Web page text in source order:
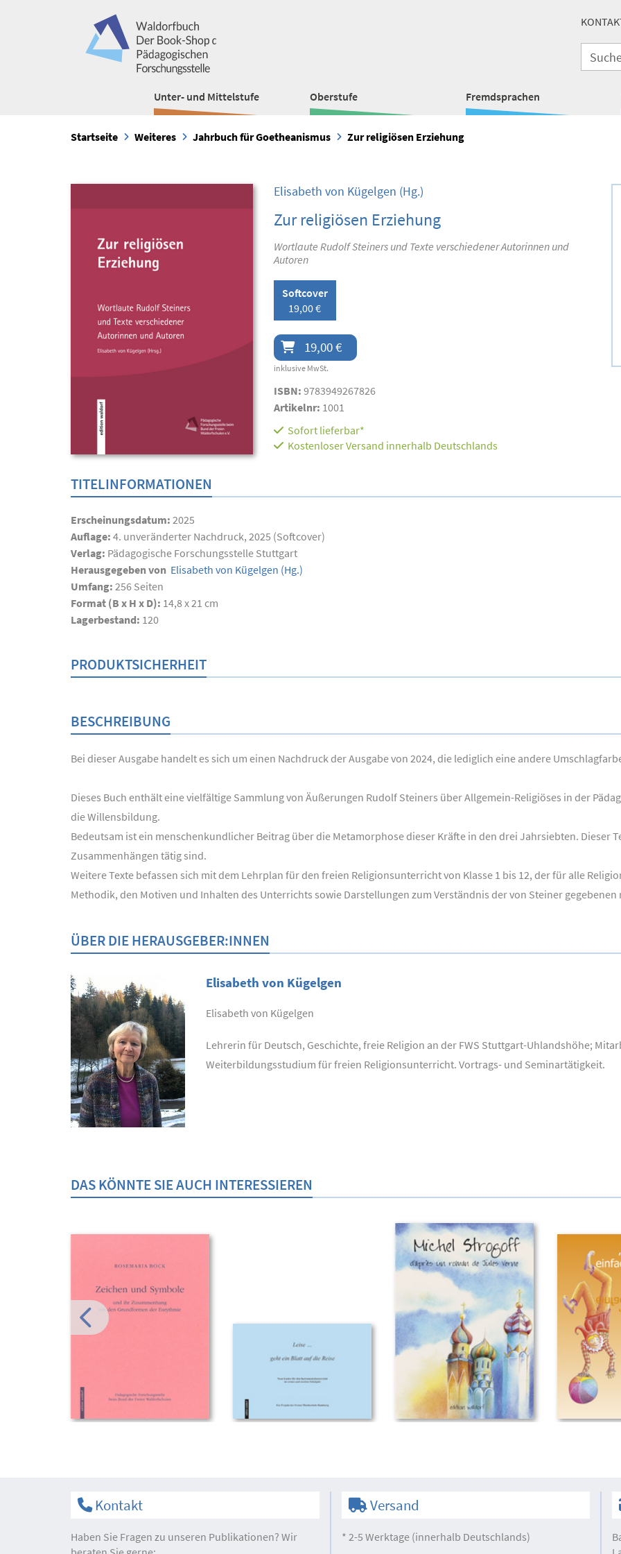
Unter- und Mittelstufe Oberstufe Fremdsprachen
Startseite Weiteres Jahrbuch für Goetheanismus Zur religiösen Erziehung
Elisabeth von Kügelgen (Hg.)
Zur religiösen Erziehung
Wortlaute Rudolf Steiners und Texte verschiedener Autorinnen und
Autoren
Softcover
19,00 €
19,00 €
inklusive MwSt.
ISBN: 9783949267826
Artikelnr: 1001
Sofort lieferbar*
Kostenloser Versand innerhalb Deutschlands
TITELINFORMATIONEN
Erscheinungsdatum: 2025
Auflage: 4. unveränderter Nachdruck, 2025 (Softcover)
Verlag: Pädagogische Forschungsstelle Stuttgart
Herausgegeben von Elisabeth von Kügelgen (Hg.)
Umfang: 256 Seiten
Format (B x H x D): 14,8 x 21 cm
Lagerbestand: 120
PRODUKTSICHERHEIT
BESCHREIBUNG
Bei dieser Ausgabe handelt es sich um einen Nachdruck der Ausgabe von 2024, die lediglich eine andere
Dieses Buch enthält eine vielfältige Sammlung von Äußerungen Rudolf Steiners über Allgemein-Religiöses in der
die Willensbildung.
Bedeutsam ist ein menschenkundlicher Beitrag über die Metamorphose dieser Kräfte in den drei Jahrsiebten. Dieser
Zusammenhängen tätig sind.
Weitere Texte befassen sich mit dem Lehrplan für den freien Religionsunterricht von Klasse 1 bis 12, der für alle
Methodik, den Motiven und Inhalten des Unterrichts sowie Darstellungen zum Verständnis der von Steiner gegebenen
ÜBER DIE HERAUSGEBER:INNEN
Elisabeth von Kügelgen
Elisabeth von Kügelgen
Lehrerin für Deutsch, Geschichte, freie Religion an der FWS Stuttgart-Uhlandshöhe;
Weiterbildungsstudium für freien Religionsunterricht. Vortrags- und Seminartätigkeit.
DAS KÖNNTE SIE AUCH INTERESSIEREN
Kontakt
Haben Sie Fragen zu unseren Publikationen? Wir
Versand
* 2-5 Werktage (innerhalb Deutschlands)